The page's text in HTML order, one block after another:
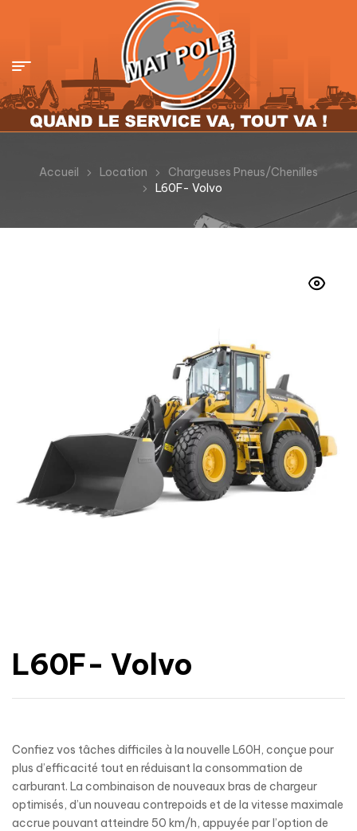
Accueil Location
Chargeuses Pneus/Chenilles
L60F- Volvo
L60F- Volvo
Confiez vos tâches difficiles à la nouvelle L60H, conçue pour
plus d’efficacité tout en réduisant la consommation de
carburant. La combinaison de nouveaux bras de chargeur
optimisés, d’un nouveau contrepoids et de la vitesse maximale
accrue pouvant atteindre 50 km/h, appuyée par l’option de